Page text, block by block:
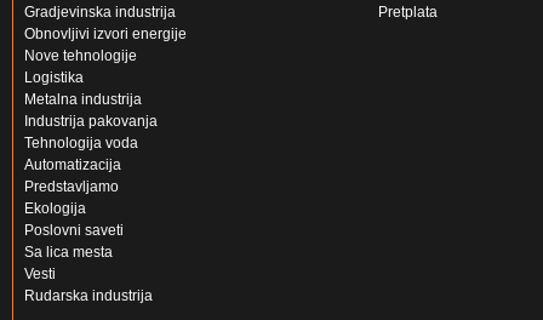
Gradjevinska industrija
Obnovljivi izvori energije
Nove tehnologije
Logistika
Metalna industrija
Industrija pakovanja
Tehnologija voda
Automatizacija
Predstavljamo
Ekologija
Poslovni saveti
Sa lica mesta
Vesti
Rudarska industrija
Pretplata